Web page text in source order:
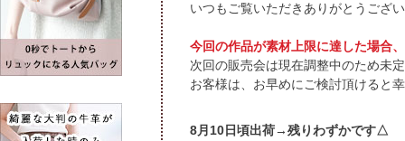
いつもご覧いただきありがとうござ
今回の作品が素材上限に達した場合
次回の販売会は現在調整中のため未
お客様は、お早めにご検討頂けると
頃出荷→残りわずかです△